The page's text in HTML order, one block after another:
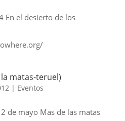
En el desierto de los
matas-teruel)
| Eventos
de mayo Mas de las matas